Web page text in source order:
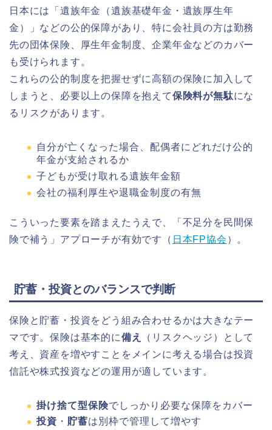
日本には「遺族年金（遺族基礎年金・遺族厚生年
金）」などの公的保障があり、特に会社員の方は勤務
先の団体保険、厚生年金制度、企業年金などのカバー
も受けられます。
これらの公的制度を把握せずに高額の保険に加入して
しまうと、必要以上の保障を抱えて保険料が無駄にな
るリスクがあります。
自分が亡くなった場合、配偶者にどれだけ公的
年金が支給されるか
子どもが受け取れる遺族年金額
会社の福利厚生や退職金制度の有無
こういった要素を踏まえたうえで、「不足分を民間保
険で補う」アプローチが有効です（ 日本FP協会 ）。
貯蓄・投資とのバランスで判断
保険と貯蓄・投資をどう組み合わせるかは大きなテー
マです。保険は基本的に備え
（リスクヘッジ）として
考え、資産を増やすことをメインに考える場合は投資
信託や株式投資などの運用が適しています。
掛け捨て型保険でしっかり必要な保障をカバー
投資 ・ 貯蓄は別枠で管理して増やす